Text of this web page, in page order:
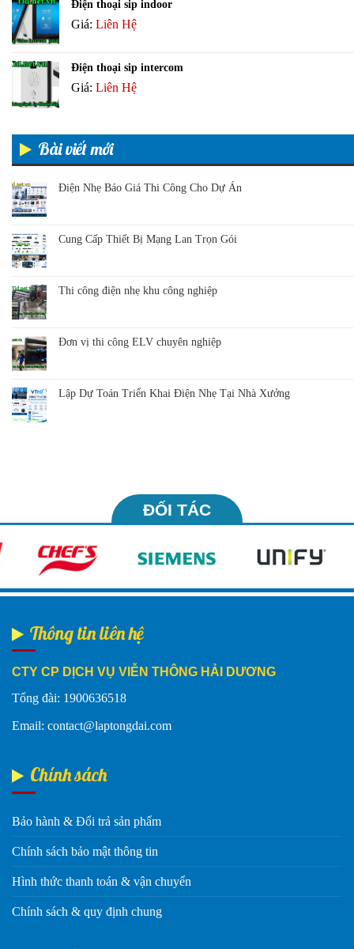
Điện thoại sip indoor
Giá: Liên Hệ
Điện thoại sip intercom
Giá: Liên Hệ
Bài viết mới
Điện Nhẹ Báo Giá Thi Công Cho Dự Án
Cung Cấp Thiết Bị Mạng Lan Trọn Gói
Thi công điện nhẹ khu công nghiệp
Đơn vị thi công ELV chuyên nghiệp
Lập Dự Toán Triển Khai Điện Nhẹ Tại Nhà Xưởng
ĐỐI TÁC
Thông tin liên hệ
CTY CP DỊCH VỤ VIỄN THÔNG HẢI DƯƠNG
Tổng đài: 1900636518
Email: contact@laptongdai.com
Chính sách
Bảo hành & Đổi trả sản phẩm
Chính sách bảo mật thông tin
Hình thức thanh toán & vận chuyển
Chính sách & quy định chung